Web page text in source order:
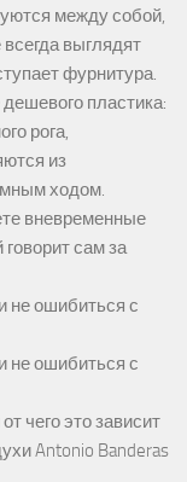
между собой,
выглядят
фурнитура.
пластика:
рога,
из
ходом.
вневременные
сам за
не ошибиться с
не ошибиться с
чего это зависит
Antonio Banderas